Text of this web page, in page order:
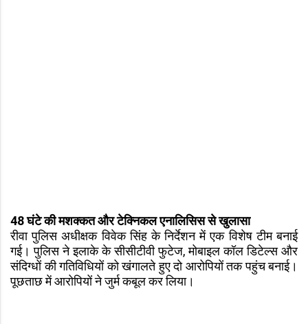
48 घंटे की मशक्कत और टेक्निकल एनालिसिस से खुलासा
रीवा पुलिस अधीक्षक विवेक सिंह के निर्देशन में एक विशेष टीम बनाई
गई। पुलिस ने इलाके के सीसीटीवी फुटेज, मोबाइल कॉल डिटेल्स और
संदिग्धों की गतिविधियों को खंगालते हुए दो आरोपियों तक पहुंच बनाई।
पूछताछ में आरोपियों ने जुर्म कबूल कर लिया।